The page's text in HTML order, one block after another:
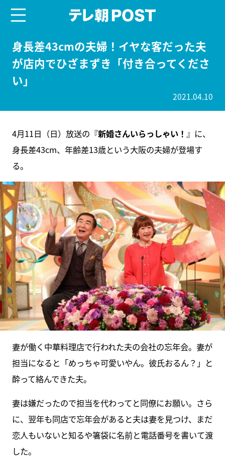
身長差43cmの夫婦！イヤな客だった夫
が店内でひざまずき「付き合ってくださ
い」
2021.04.10
4月11日（日）放送の『新婚さんいらっしゃい！ 』に、
身長差43cm、年齢差13歳という大阪の夫婦が登場す
る。
妻が働く中華料理店で行われた夫の会社の忘年会。妻が
担当になると「めっちゃ可愛いやん。彼氏おるん？」と
酔って絡んできた夫。
妻は嫌だったので担当を代わってと同僚にお願い。さら
に、翌年も同店で忘年会があると夫は妻を見つけ、まだ
恋人もいないと知るや箸袋に名前と電話番号を書いて渡
した。